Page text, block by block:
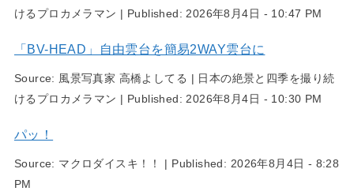
けるプロカメラマン | Published: 2026年8月4日 - 10:47 PM
「BV-HEAD」自由雲台を簡易2WAY雲台に
Source: 風景写真家 高橋よしてる | 日本の絶景と四季を撮り続
けるプロカメラマン | Published: 2026年8月4日 - 10:30 PM
パッ！
Source: マクロダイスキ！！ | Published: 2026年8月4日 - 8:28
PM